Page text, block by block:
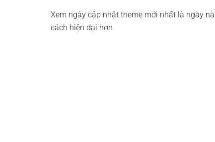
Xem ngày cập nhật theme mới nhất là ngày
cách hiện đại hơn